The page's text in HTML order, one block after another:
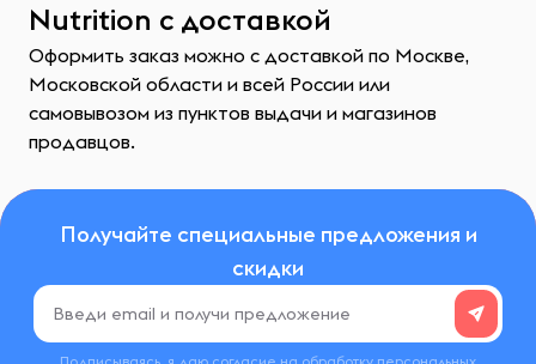
Nutrition с доставкой
Оформить заказ можно с доставкой по Москве,
Московской области и всей России или
самовывозом из пунктов выдачи и магазинов
продавцов.
Получайте специальные предложения и
скидки